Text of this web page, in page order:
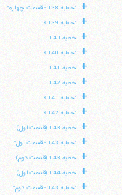
+ "خطبه 138 - قسمت چهارم"
+ "خطبه 139»
+ خطبه 140
+ "خطبه 140»
+ خطبه 141
+ خطبه 142
+ "خطبه 141»
+ "خطبه 142»
+ خطبه 143 (قسمت اول)
+ "خطبه 143 - قسمت اول"
+ خطبه 143 (قسمت دوم)
+ خطبه 144 (قسمت اول)
+ "خطبه 143 - قسمت دوم"